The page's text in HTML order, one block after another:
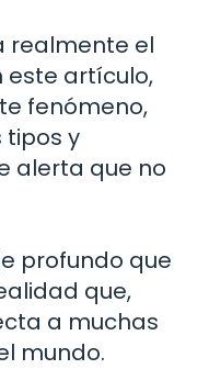
realmente el
este artículo,
fenómeno,
tipos y
alerta que no
profundo que
que,
a muchas
mundo.